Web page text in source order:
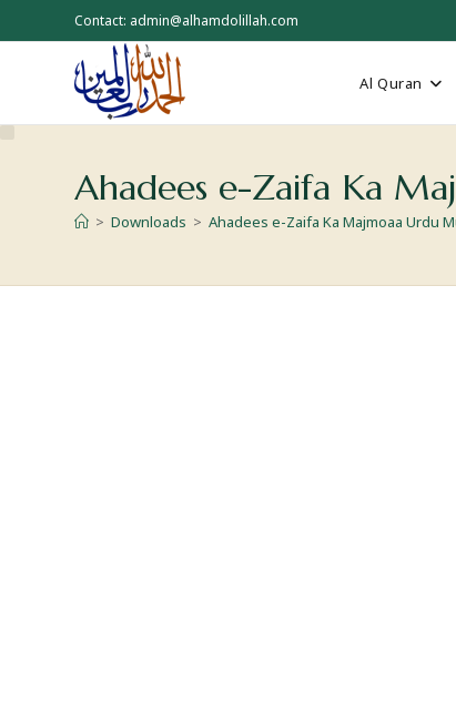
Contact: admin@alhamdolillah.com
Al Quran
Ahadees e-Zaifa Ka
> Downloads > Ahadees e-Zaifa Ka Majmoaa Urdu